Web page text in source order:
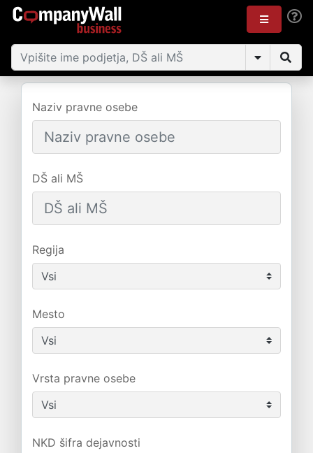
Naziv pravne osebe
DŠ ali MŠ
Regija
Mesto
Vrsta pravne osebe
NKD šifra dejavnosti